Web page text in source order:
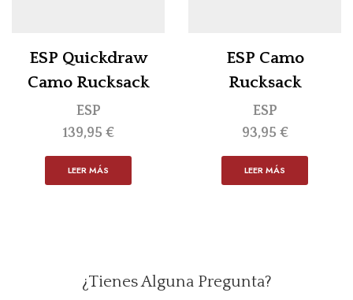
ESP Quickdraw
Camo Rucksack
ESP
139,95 €
LEER MÁS
ESP Camo
Rucksack
ESP
93,95 €
LEER MÁS
¿Tienes Alguna Pregunta?